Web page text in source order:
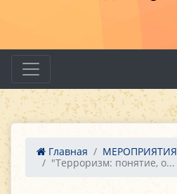
Главная МЕРОПРИЯТИЯ
"Терроризм: понятие, о...